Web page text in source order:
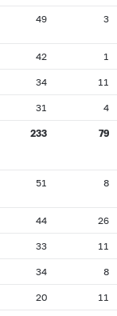
49 3
42 1
34 11
31 4
233 79
51 8
44 26
33 11
34 8
20 11